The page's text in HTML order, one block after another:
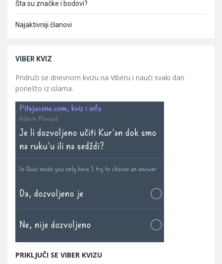
Šta su značke i bodovi?
Najaktivniji članovi
VIBER KVIZ
Pridruži se dnevnom kvizu na Viberu i nauči svaki dan
ponešto iz islama.
PRIKLJUČI SE VIBER KVIZU